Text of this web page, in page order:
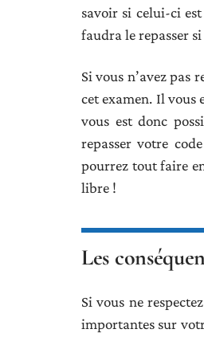
savoir si celui-ci
faudra le repasser
Si vous n’avez pas
cet examen. Il vous
vous est donc
repasser votre
pourrez tout faire
libre !
Les
Si vous ne
importantes sur